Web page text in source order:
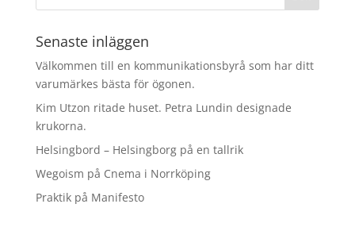
Senaste inläggen
Välkommen till en kommunikationsbyrå som har ditt
varumärkes bästa för ögonen.
Kim Utzon ritade huset. Petra Lundin designade
krukorna.
Helsingbord – Helsingborg på en tallrik
Wegoism på Cnema i Norrköping
Praktik på Manifesto